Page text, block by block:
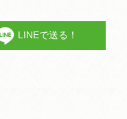
LINEで送る！